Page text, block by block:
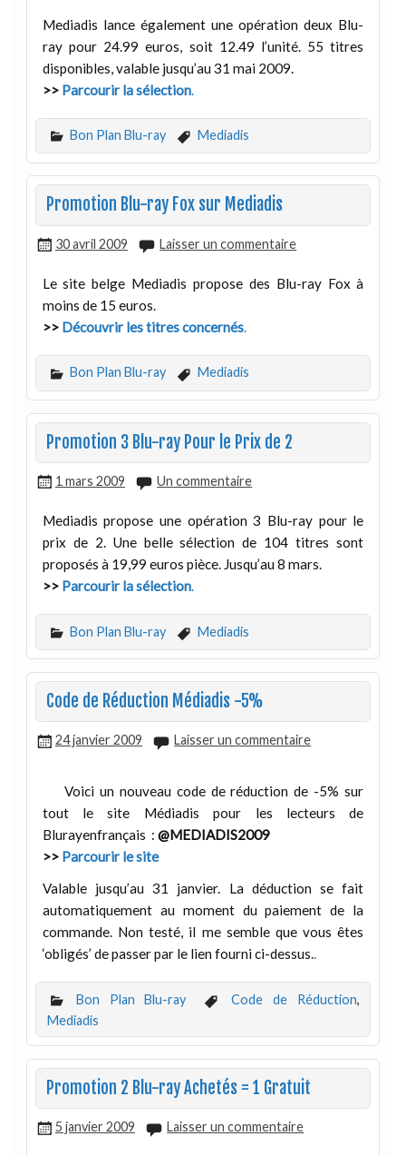
Mediadis lance également une opération deux Blu-
ray pour 24.99 euros, soit 12.49 l’unité. 55 titres
disponibles, valable jusqu’au 31 mai 2009.
>> Parcourir la sélection.
Bon Plan Blu-ray Mediadis
Promotion Blu-ray Fox sur Mediadis
30 avril 2009 Laisser un commentaire
Le site belge Mediadis propose des Blu-ray Fox à
moins de 15 euros.
>> Découvrir les titres concernés.
Bon Plan Blu-ray Mediadis
Promotion 3 Blu-ray Pour le Prix de 2
1 mars 2009 Un commentaire
Mediadis propose une opération 3 Blu-ray pour le
prix de 2. Une belle sélection de 104 titres sont
proposés à 19,99 euros pièce. Jusqu’au 8 mars.
>> Parcourir la sélection.
Bon Plan Blu-ray Mediadis
Code de Réduction Médiadis -5%
24 janvier 2009 Laisser un commentaire
Voici un nouveau code de réduction de -5% sur
tout le site Médiadis pour les lecteurs de
Blurayenfrançais : @MEDIADIS2009
>> Parcourir le site
Valable jusqu’au 31 janvier. La déduction se fait
automatiquement au moment du paiement de la
commande. Non testé, il me semble que vous êtes
‘obligés’ de passer par le lien fourni ci-dessus..
Bon Plan Blu-ray Code de Réduction,
Mediadis
Promotion 2 Blu-ray Achetés = 1 Gratuit
5 janvier 2009 Laisser un commentaire